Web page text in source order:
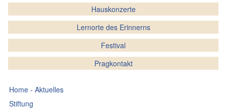
Hauskonzerte
Lernorte des Erinnerns
Festival
Pragkontakt
Home - Aktuelles
Stiftung